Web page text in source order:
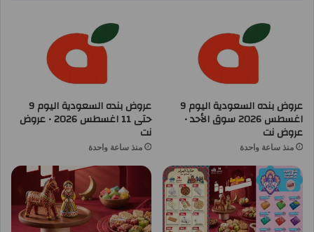
عروض بنده السعودية اليوم 9
اغسطس 2026 سوق الأحد •
عروض نت
منذ ساعة واحدة
عروض بنده السعودية اليوم 9
حتى 11 اغسطس 2026 • عروض
نت
منذ ساعة واحدة